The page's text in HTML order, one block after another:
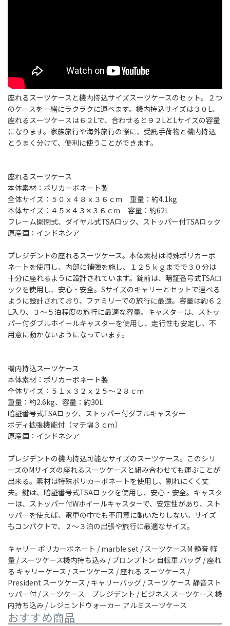
座れるスーツケースと機内持込サイズスーツケースのセット。２つ
のケースを一緒にラクラクに運べます。機内持込サイズは３０L、
座れるスーツケースは６２Lで、合わせると９２LとLサイズの容量
になります。家族旅行や海外旅行の際に、受託手荷物と機内持込
とうまく分けて、便利に使うことができます。
座れるスーツケース
本体素材：ポリカーボネート製
全体サイズ：５０ｘ４８ｘ３６ｃｍ 重量：約4.1kg
本体サイズ：４５✕４３✕３６ｃｍ 容量：約62L
フレーム開閉式、ダイヤル式TSAロック、ストッパー付TSAロック
原産国：インドネシア
プレジデントの座れるスーツケース。本体素材は特殊ポリカーボ
ネートを使用し、内部に補強を施し、１２５ｋｇまでで３０分は
十分に座れるように設計されています。錠前は、暗証番号式TSAロ
ックを使用し、安心・安全。Sサイズのキャリーとセットで運べる
ように設計されており、ファミリーでの旅行に最適。容量は約６２
L入り、３～５泊程度の旅行に最適な容量。キャスターは、ストッ
パー付ダブルホイールキャスターを使用し、走行性も安定し、不
用意に動かないようになっています。
機内持込スーツケース
本体素材：ポリカーボネート製
全体サイズ：５１ｘ３２ｘ２５～２８ｃｍ
重量：約2.6kg、容量：約30L
暗証番号式TSAロック、ストッパー付ダブルキャスター
ボディ拡張機能付（マチ幅３ｃｍ）
原産国：インドネシア
プレジデントの機内持込可能なサイズのスーツケース。このシリ
ーズのMサイズの座れるスーツケースと組み合わせても運ぶことが
出来る。素材は特殊ポリカーボネートを使用し、割れにくく丈
夫。鍵は、暗証番号式TSAロックを使用し、安心・安全。キャスタ
ーは、ストッパー付Wホイールキャスターで、安定性があり、スト
ッパーを使えば、電車の中でも不用意に動いたりしない。サイズ
もコンパクトで、２～３泊の出張や旅行に最適なサイズ。
キャリー ポリカーボネート / marble set / スーツケースM 静音 軽
量 / スーツケース機内持ち込み / ブロンプトン 自転車 バッグ / 座れ
る キャリーケース / スーツケース / 座れる スーツケース /
President スーツケース / キャリーバッグ / スーツ ケース 静音スト
ッパー付 / スーツケース プレジデント / ビジネス スーツケース 機
内持ち込み / レジェンドウォーカー アルミスーツケース
おすすめ商品